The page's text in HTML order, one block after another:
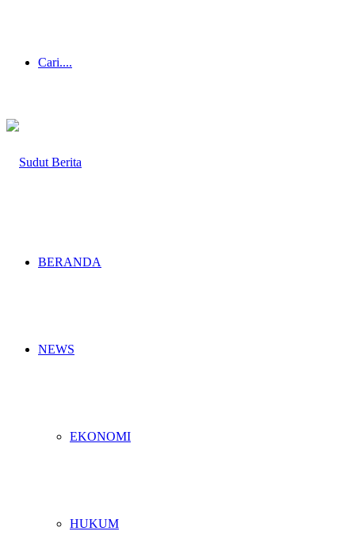
Cari....
BERANDA
NEWS
EKONOMI
HUKUM